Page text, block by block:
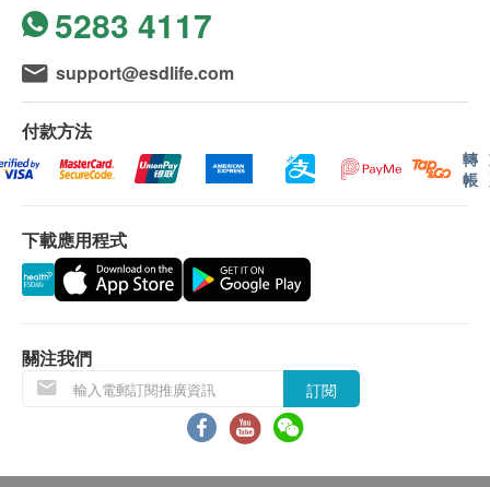
3. 不排除運送時間會因節日而有所影響。當八號
烈風訊號懸掛或黑色暴雨警告生效時，送貨服務時間
將會延遲。
4. 所有訂單須視乎相關貨品的供應情況再作最後
確認。倘若健康網購health.ESDlife未能提供任何訂單
上的貨品，健康網購health.ESDlife有權拒絕接受該訂
單，並且會於送貨前透過電話或電郵通知顧客再作安
保證
1. 貨品質量保證，於顧客收到產品當日起計，食
用期應最少有9個月或以上。
1. 當顧客收取已訂購之貨品時，有責任檢查貨品
是否有損毀情況，一經確認簽收，恕不接受退換。
2. 退換產品必須包裝完整，如退換之產品有任何
殘缺或過期退回，供應商有權不受理。
5283 4117
support@esdlife.com
付款方法
轉
帳
下載應用程式
關注我們
訂閱